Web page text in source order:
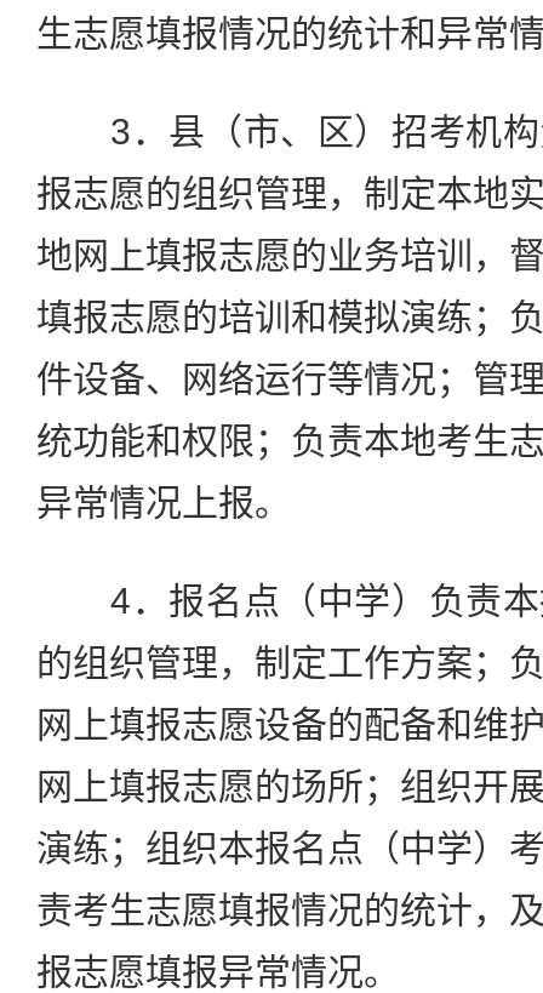
生志愿填报情况的统计和异常
3．县（市、区）招考机构
报志愿的组织管理，制定本地
地网上填报志愿的业务培训，
填报志愿的培训和模拟演练；
件设备、网络运行等情况；管
统功能和权限；负责本地考生
异常情况上报。
4．报名点（中学）负责本
的组织管理，制定工作方案；
网上填报志愿设备的配备和维
网上填报志愿的场所；组织开
演练；组织本报名点（中学）
责考生志愿填报情况的统计，
报志愿填报异常情况。